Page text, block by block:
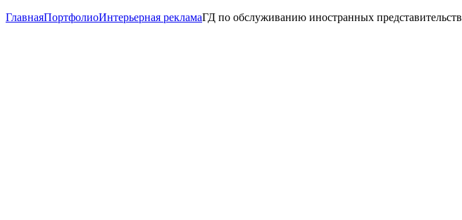
ГлавнаяПортфолиоИнтерьерная рекламаГД по обслуживанию иностранных представительств